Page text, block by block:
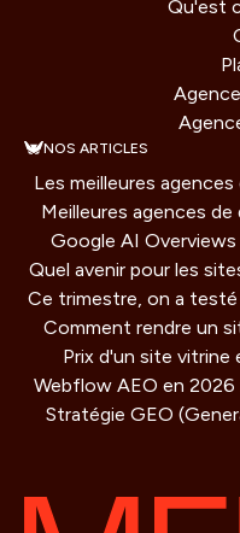
Qu'est
NOS ARTICLES
Les meilleures
Meilleures agences
Google AI
Quel avenir pour les
Ce trimestre, on a testé
:
Comment rendre un
Prix d'un site
Webflow AEO en 2026
pour être
Stratégie GEO